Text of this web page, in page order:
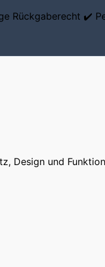
Rückgaberecht ✔️
Design und